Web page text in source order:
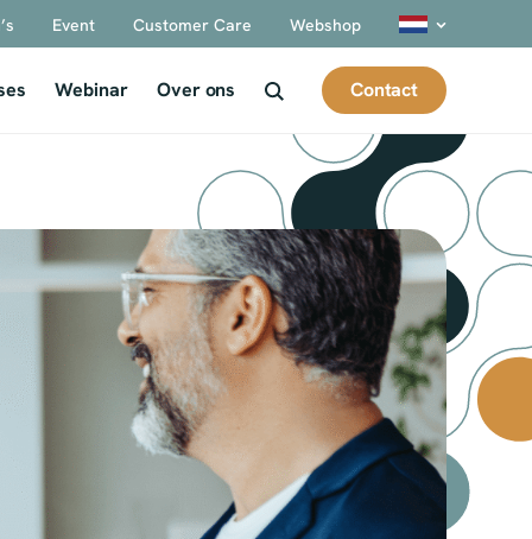
Event Customer Care Webshop
Webinar Over ons Contact